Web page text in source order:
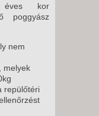
éves kor
poggyász
nem
melyek
repülőtéri